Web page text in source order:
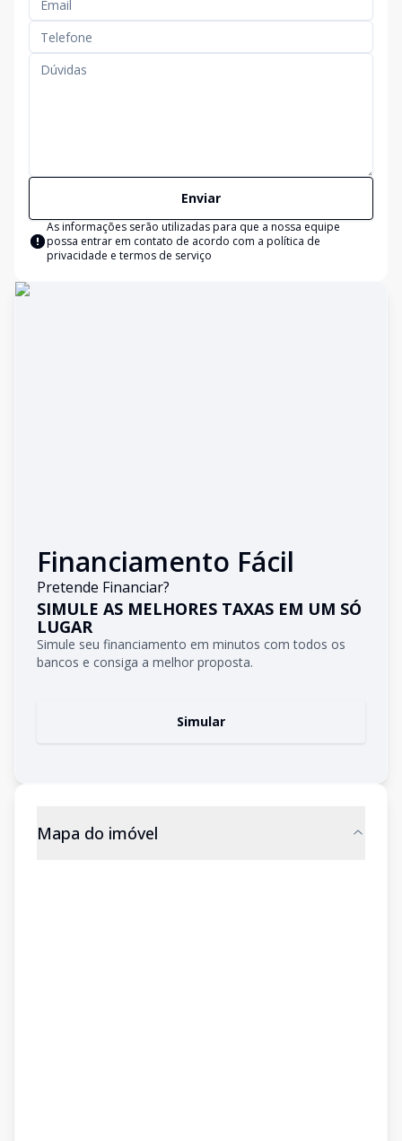
Enviar
As informações serão utilizadas para que a nossa equipe
possa entrar em contato de acordo com a política de
privacidade e termos de serviço
Financiamento Fácil
Pretende Financiar?
SIMULE AS MELHORES TAXAS EM UM SÓ
LUGAR
Simule seu financiamento em minutos com todos os
bancos e consiga a melhor proposta.
Simular
Mapa do imóvel